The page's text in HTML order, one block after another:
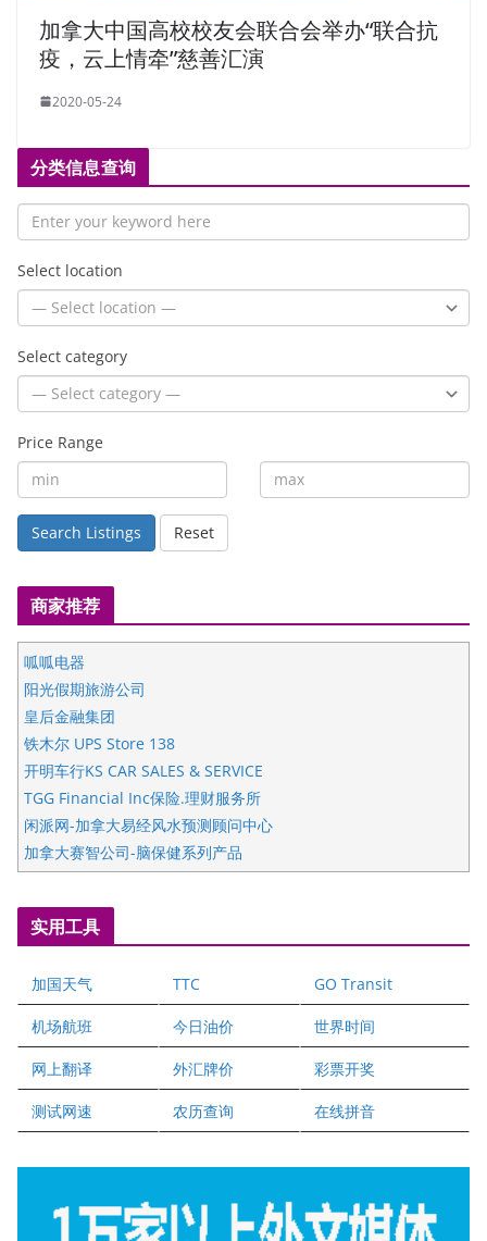
加拿大中国高校校友会联合会举办“联合抗
疫，云上情牵”慈善汇演
2020-05-24
分类信息查询
Select location
Select category
Price Range
Search Listings Reset
商家推荐
呱呱电器
阳光假期旅游公司
皇后金融集团
铁木尔 UPS Store 138
开明车行KS CAR SALES & SERVICE
TGG Financial Inc保险.理财服务所
闲派网-加拿大易经风水预测顾问中心
加拿大赛智公司-脑保健系列产品
五星国艺拍卖及评估公司
国际注册执业营养师公会
爱德华连锁酒店万锦分店
健健宝公司
二十一世纪美联地产公司
全球趋势移民留学
盛达资本
正点印艺设计
实用工具
加国天气 TTC GO Transit
机场航班 今日油价 世界时间
网上翻译 外汇牌价 彩票开奖
测试网速 农历查询 在线拼音